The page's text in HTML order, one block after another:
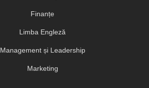
Finanțe
Limba Engleză
Management și Leadership
Marketing